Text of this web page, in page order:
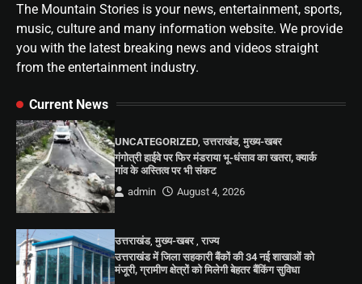
The Mountain Stories is your news, entertainment, sports,
music, culture and many information website. We provide
you with the latest breaking news and videos straight
from the entertainment industry.
Current News
UNCATEGORIZED ,उत्तराखंड,मुख्य-खबर
गंगोत्री हाईवे पर फिर मंडराया भू-धंसाव का खतरा, क्यार्क
गांव के अस्तित्व पर भी संकट
admin
August 4, 2026
उत्तराखंड,मुख्य-खबर,राज्य
उत्तराखंड में जिला सहकारी बैंकों की 34 नई शाखाओं को
मंजूरी, ग्रामीण क्षेत्रों को मिलेगी बेहतर बैंकिंग सुविधा